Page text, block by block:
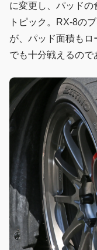
に変更し、パッド
トピック。RX-8の
が、パッド面積も
でも十分戦えるので